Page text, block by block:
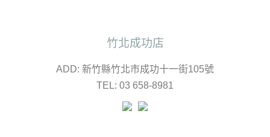
竹北成功店
ADD: 新竹縣竹北市成功十一街105號
TEL: 03 658-8981